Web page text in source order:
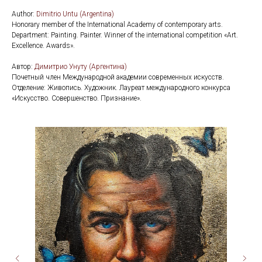
Author: Dimitrio Untu (Argentina)
Honorary member of the International Academy of contemporary arts.
Department: Painting. Painter. Winner of the international competition «Art.
Excellence. Awards».
Автор: Димитрио Унуту (Аргентина)
Почетный член Международной академии современных искусств.
Отделение: Живопись. Художник. Лауреат международного конкурса
«Искусство. Совершенство. Признание».